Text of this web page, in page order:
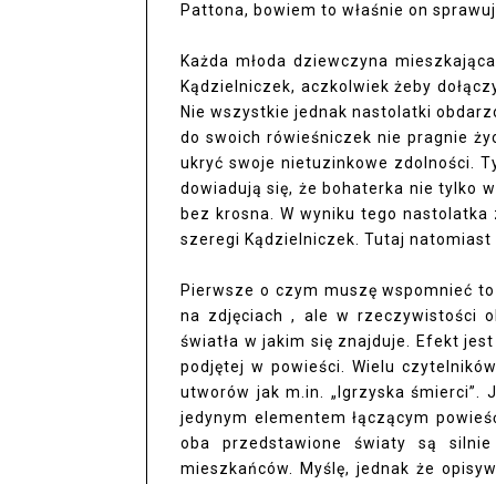
Pattona, bowiem to właśnie on
Każda młoda dziewczyna
Kądzielniczek, aczkolwiek żeby
Nie wszystkie jednak nastolatki
do swoich rówieśniczek nie pragnie
ukryć swoje nietuzinkowe zdolności.
dowiadują się, że bohaterka nie tylko
bez krosna. W wyniku tego
szeregi Kądzielniczek. Tutaj
Pierwsze o czym muszę wspomnieć
na zdjęciach , ale w rzeczywistości
światła w jakim się znajduje. Efekt
podjętej w powieści. Wielu
utworów jak m.in. „Igrzyska śmierci”.
jedynym elementem łączącym
oba przedstawione światy są
mieszkańców. Myślę, jednak że